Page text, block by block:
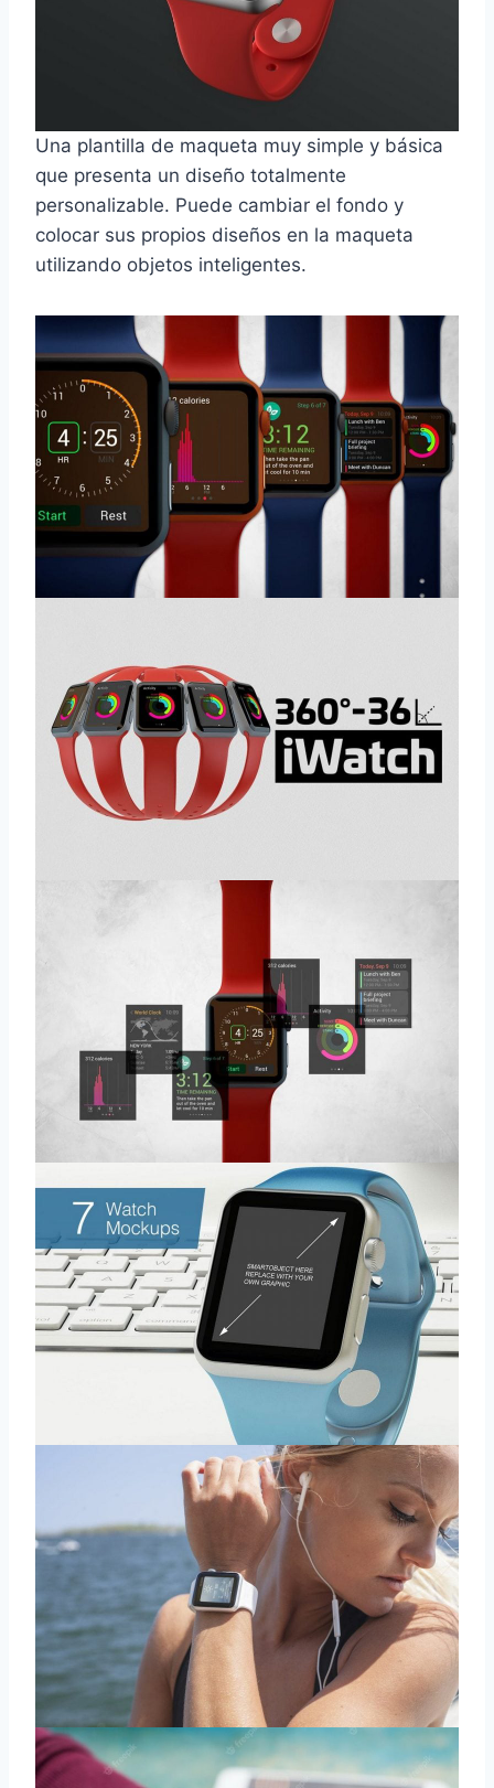
Una plantilla de maqueta muy simple y básica
que presenta un diseño totalmente
personalizable. Puede cambiar el fondo y
colocar sus propios diseños en la maqueta
utilizando objetos inteligentes.